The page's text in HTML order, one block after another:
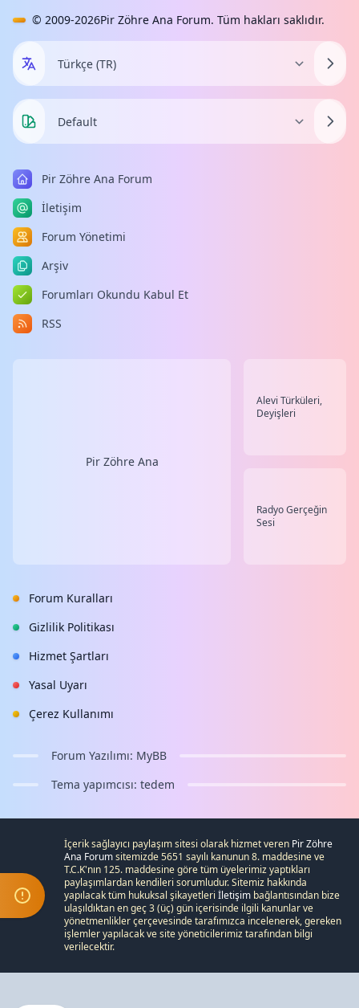
© 2009-2026Pir Zöhre Ana Forum. Tüm hakları saklıdır.
Pir Zöhre Ana Forum
İletişim
Forum Yönetimi
Arşiv
Forumları Okundu Kabul Et
RSS
Pir Zöhre Ana
Alevi Türküleri,
Deyişleri
Radyo Gerçeğin
Sesi
Forum Kuralları
Gizlilik Politikası
Hizmet Şartları
Yasal Uyarı
Çerez Kullanımı
Forum Yazılımı: MyBB
Tema yapımcısı: tedem
İçerik sağlayıcı paylaşım sitesi olarak hizmet veren Pir Zöhre
Ana Forumsitemizde 5651 sayılı kanunun 8. maddesine ve
T.C.K'nın 125. maddesine göre tüm üyelerimiz yaptıkları
paylaşımlardan kendileri sorumludur. Sitemiz hakkında
yapılacak tüm hukuksal şikayetleri İletişim bağlantısından bize
ulaşıldıktan en geç 3 (üç) gün içerisinde ilgili kanunlar ve
yönetmenlikler çerçevesinde tarafımızca incelenerek, gereken
işlemler yapılacak ve site yöneticilerimiz tarafından bilgi
verilecektir.